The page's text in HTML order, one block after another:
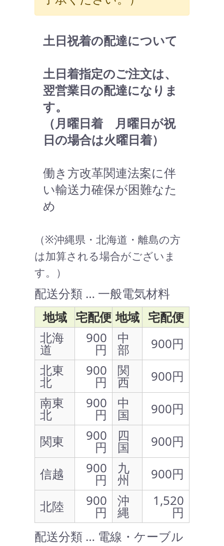
土日祝着の配達について
土日着指定のご注文は、
翌営業日の配達になりま
す。
（月曜日着 月曜日が祝
日の場合は火曜日着）
働き方改革関連法案に伴
い輸送力確保が困難なた
め
（※沖縄県・北海道・離島の方
は加算される場合がございま
す。）
配送分類 … 一般電気材料
地域 宅配便 地域 宅配便
北海
道
900
円
中
部
900円
北東
北
900
円
関
西
900円
南東
北
900
円
中
国
900円
関東
900
円
四
国
900円
信越
900
円
九
州
900円
北陸
900
円
沖
縄
1,520
円
配送分類 … 電線・ケーブル